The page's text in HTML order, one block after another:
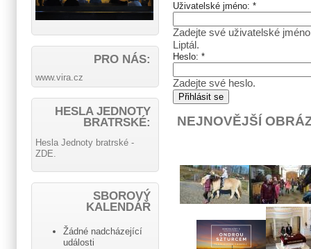
Uživatelské jméno: *
Zadejte své uživatelské
Liptál.
Heslo: *
Zadejte své heslo.
NEJNOVĚJŠÍ
PRO NÁS:
www.vira.cz
HESLA JEDNOTY
BRATRSKÉ:
Hesla Jednoty bratrské -
ZDE.
SBOROVÝ
KALENDÁŘ
Žádné nadcházející
události